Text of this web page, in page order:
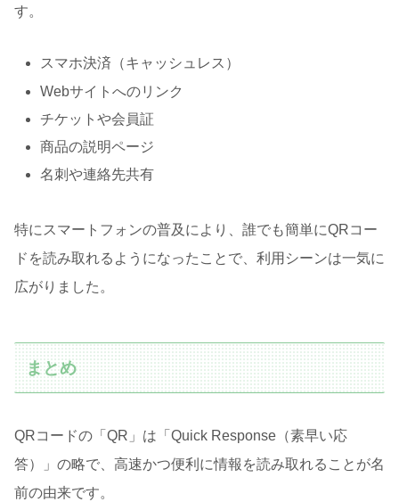
す。
スマホ決済（キャッシュレス）
Webサイトへのリンク
チケットや会員証
商品の説明ページ
名刺や連絡先共有
特にスマートフォンの普及により、誰でも簡単にQRコー
ドを読み取れるようになったことで、利用シーンは一気に
広がりました。
まとめ
QRコードの「QR」は「Quick Response（素早い応
答）」の略で、高速かつ便利に情報を読み取れることが名
前の由来です。